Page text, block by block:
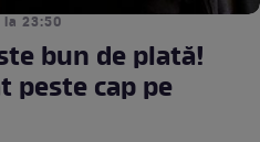
la 23:50
bun de plată!
peste cap pe